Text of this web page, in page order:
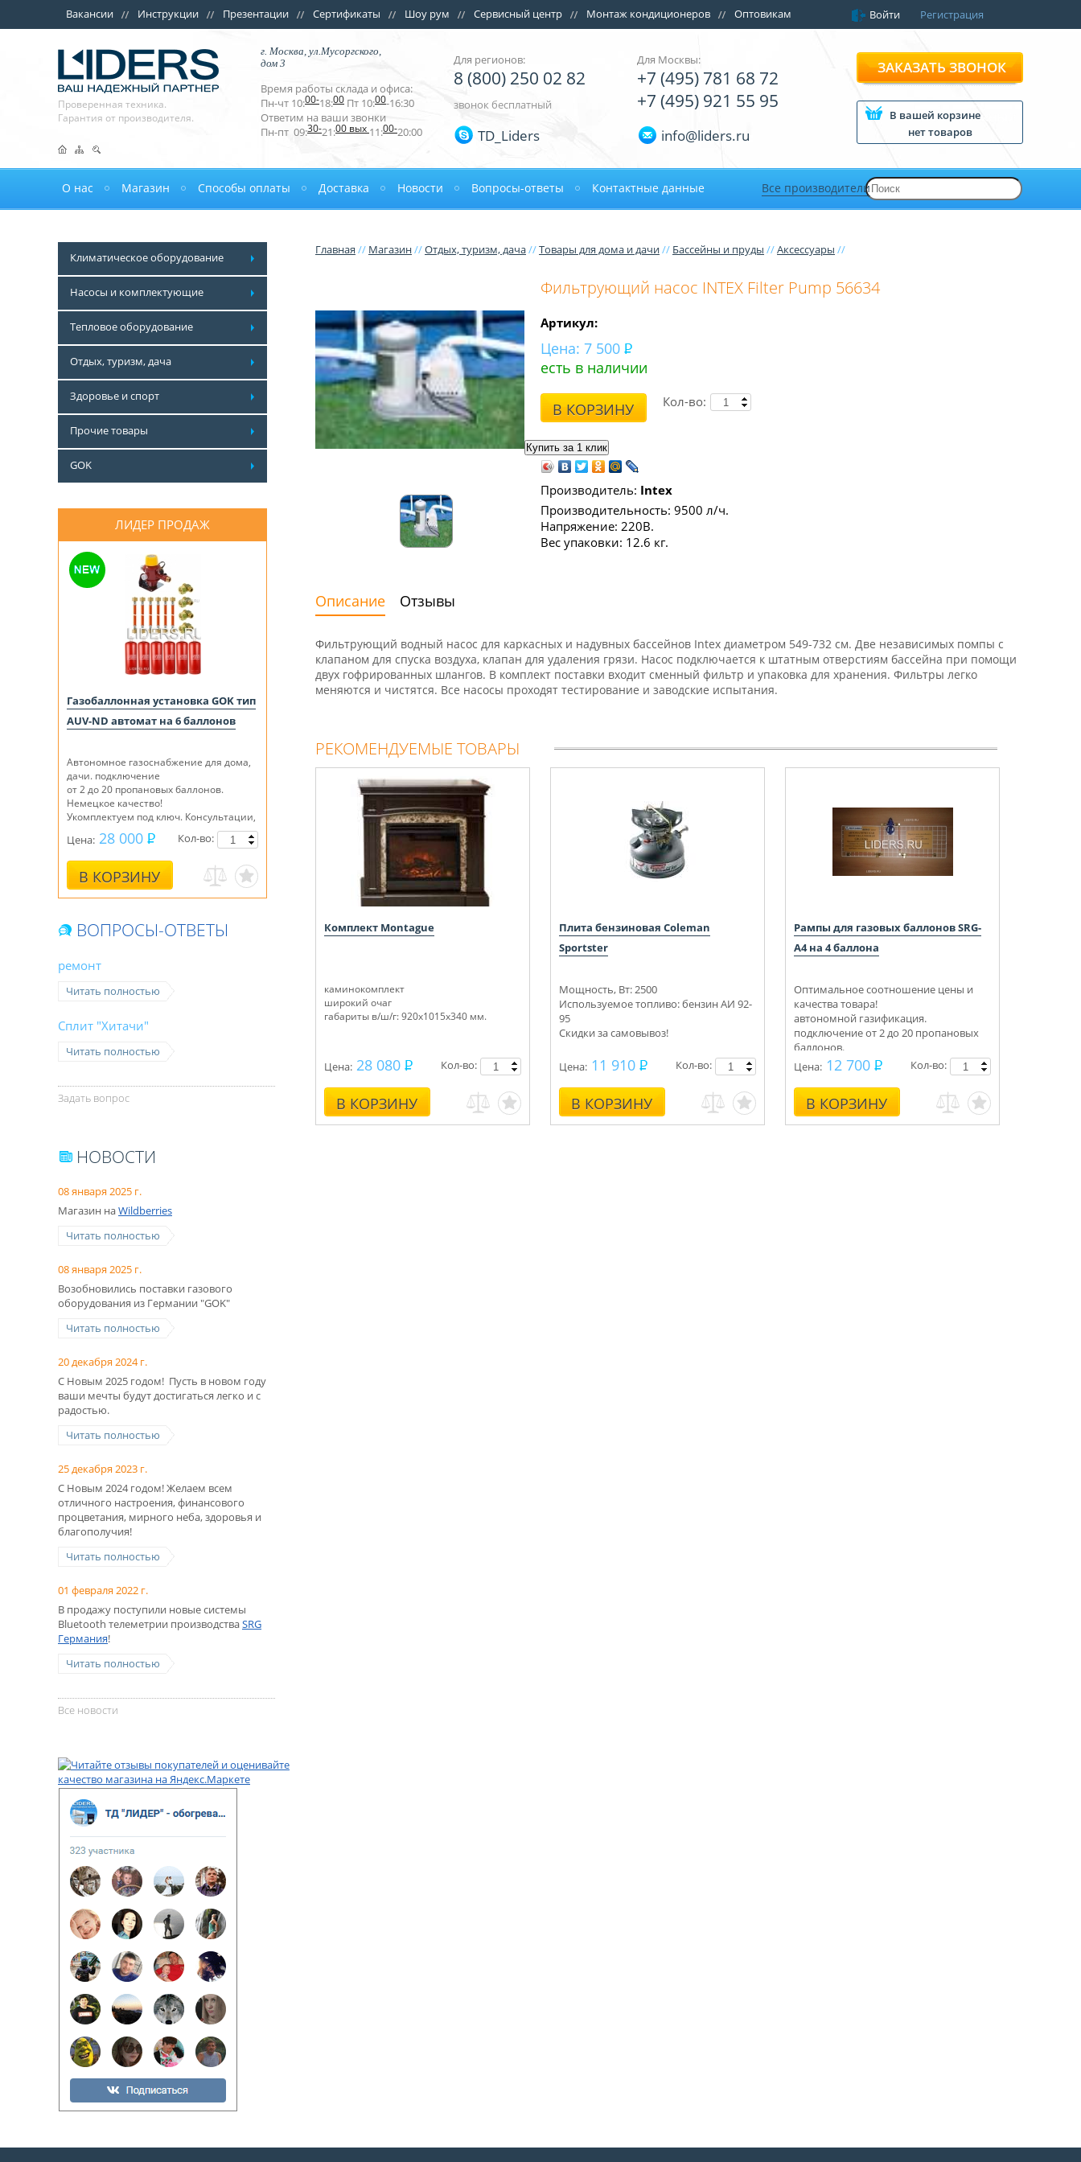
Вакансии Инструкции Презентации Сертификаты Шоу рум Сервисный центр Монтаж кондиционеров Оптовикам Войти Регистрация
Проверенная техника.
Гарантия от производителя.
г. Москва, ул.Мусоргского,
дом 3
Время работы склада и офиса:
Пн-чт 10:00-18:00 Пт 10:00-16:30
Ответим на ваши звонки
Пн-пт 09:30-21:00 вых 11:00-20:00
Для регионов:
8 (800) 250 02 82
звонок бесплатный
TD_Liders
Для Москвы:
+7 (495) 781 68 72
+7 (495) 921 55 95
info@liders.ru
ЗАКАЗАТЬ ЗВОНОК
В вашей корзине
нет товаров
О нас Магазин Способы оплаты Доставка Новости Вопросы-ответы Контактные данные Все производители
Климатическое оборудование
Насосы и комплектующие
Тепловое оборудование
Отдых, туризм, дача
Здоровье и спорт
Прочие товары
GOK
ЛИДЕР ПРОДАЖ
Газобаллонная установка GOK тип
AUV-ND автомат на 6 баллонов
Автономное газоснабжение для дома,
дачи. подключение
от 2 до 20 пропановых баллонов.
Немецкое качество!
Укомплектуем под ключ. Консультации,
монтаж.
Цена: 28 000
В КОРЗИНУ
Кол-во:
ВОПРОСЫ-ОТВЕТЫ
ремонт
Читать полностью
Сплит "Хитачи"
Читать полностью
Задать вопрос
НОВОСТИ
08 января 2025 г.
Магазин наWildberries
Читать полностью
08 января 2025 г.
Возобновились поставки газового
оборудования из Германии "GOK"
Читать полностью
20 декабря 2024 г.
С Новым 2025 годом! Пусть в новом году
ваши мечты будут достигаться легко и с
радостью.
Читать полностью
25 декабря 2023 г.
С Новым 2024 годом! Желаем всем
отличного настроения, финансового
процветания, мирного неба, здоровья и
благополучия!
Читать полностью
01 февраля 2022 г.
В продажу поступили новые системы
Bluetooth телеметрии производстваSRG
Германия!
Читать полностью
Все новости
Главная // Магазин//Отдых, туризм, дача//Товары для дома и дачи// Бассейны и пруды //Аксессуары //
Фильтрующий насос INTEX Filter Pump 56634
Артикул:
Цена: 7 500
есть в наличии
В КОРЗИНУ Кол-во:
Производитель: Intex
Производительность: 9500 л/ч.
Напряжение: 220В.
Вес упаковки: 12.6 кг.
Описание Отзывы
Фильтрующий водный насос для каркасных и надувных бассейнов Intex диаметром 549-732 см. Две независимых помпы с
клапаном для спуска воздуха, клапан для удаления грязи. Насос подключается к штатным отверстиям бассейна при помощи
двух гофрированных шлангов. В комплект поставки входит сменный фильтр и упаковка для хранения. Фильтры легко
меняются и чистятся. Все насосы проходят тестирование и заводские испытания.
РЕКОМЕНДУЕМЫЕ ТОВАРЫ
Комплект Montague
каминокомплект
широкий очаг
габариты в/ш/г: 920х1015х340 мм.
Цена: 28 080
В КОРЗИНУ
Кол-во:
Плита бензиновая Coleman
Sportster
Мощность, Вт: 2500
Используемое топливо: бензин АИ 92-
95
Скидки за самовывоз!
Цена: 11 910
В КОРЗИНУ
Кол-во:
Рампы для газовых баллонов SRG-
А4 на 4 баллона
Оптимальное соотношение цены и
качества товара!
автономной газификация.
подключение от 2 до 20 пропановых
баллонов.
Укомплектуем под ключ.
Консультации, монтаж.
Цена: 12 700
В КОРЗИНУ
Кол-во: